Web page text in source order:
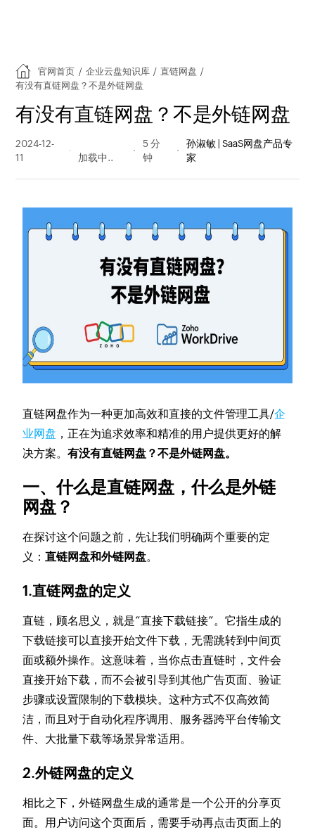
官网首页 / 企业云盘知识库 / 直链网盘 /
有没有直链网盘？不是外链网盘
有没有直链网盘？不是外链网盘
2024-12-
11
量
5 分
钟
孙淑敏 | SaaS网盘产品专
家
直链网盘作为一种更加高效和直接的文件管理工具/企
业网盘 ，正在为追求效率和精准的用户提供更好的解
决方案。有没有直链网盘？不是外链网盘。
一、什么是直链网盘，什么是外链
网盘？
在探讨这个问题之前，先让我们明确两个重要的定
义：直链网盘和外链网盘。
1.直链网盘的定义
直链，顾名思义，就是“直接下载链接”。它指生成的
下载链接可以直接开始文件下载，无需跳转到中间页
面或额外操作。这意味着，当你点击直链时，文件会
直接开始下载，而不会被引导到其他广告页面、验证
步骤或设置限制的下载模块。这种方式不仅高效简
洁，而且对于自动化程序调用、服务器跨平台传输文
件、大批量下载等场景异常适用。
2.外链网盘的定义
相比之下，外链网盘生成的通常是一个公开的分享页
面。用户访问这个页面后，需要手动再点击页面上的